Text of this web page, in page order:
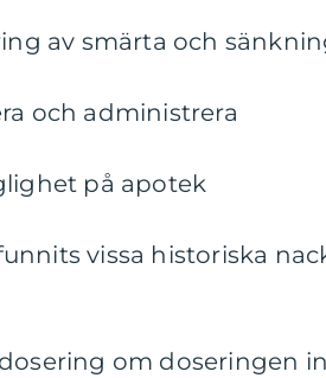
av smärta och
och administrera
på apotek
vissa historiska
om doseringen